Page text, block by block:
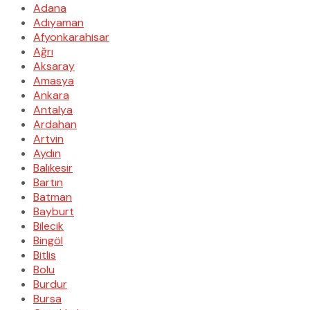
Adana
Adıyaman
Afyonkarahisar
Ağrı
Aksaray
Amasya
Ankara
Antalya
Ardahan
Artvin
Aydın
Balıkesir
Bartın
Batman
Bayburt
Bilecik
Bingöl
Bitlis
Bolu
Burdur
Bursa